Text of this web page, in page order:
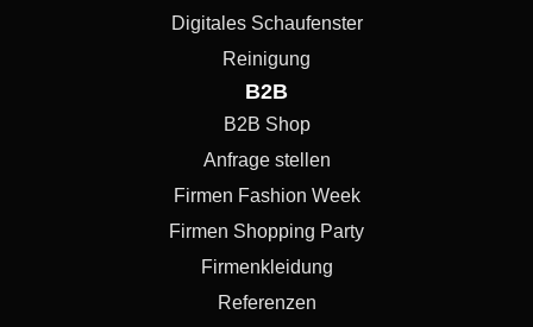
Digitales Schaufenster
Reinigung
B2B
B2B Shop
Anfrage stellen
Firmen Fashion Week
Firmen Shopping Party
Firmenkleidung
Referenzen